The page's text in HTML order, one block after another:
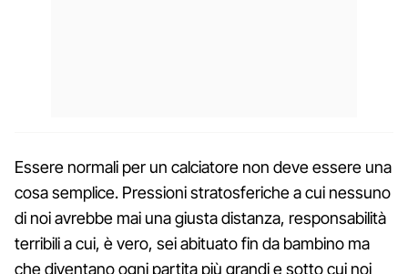
Essere normali per un calciatore non deve essere una
cosa semplice. Pressioni stratosferiche a cui nessuno
di noi avrebbe mai una giusta distanza, responsabilità
terribili a cui, è vero, sei abituato fin da bambino ma
che diventano ogni partita più grandi e sotto cui noi